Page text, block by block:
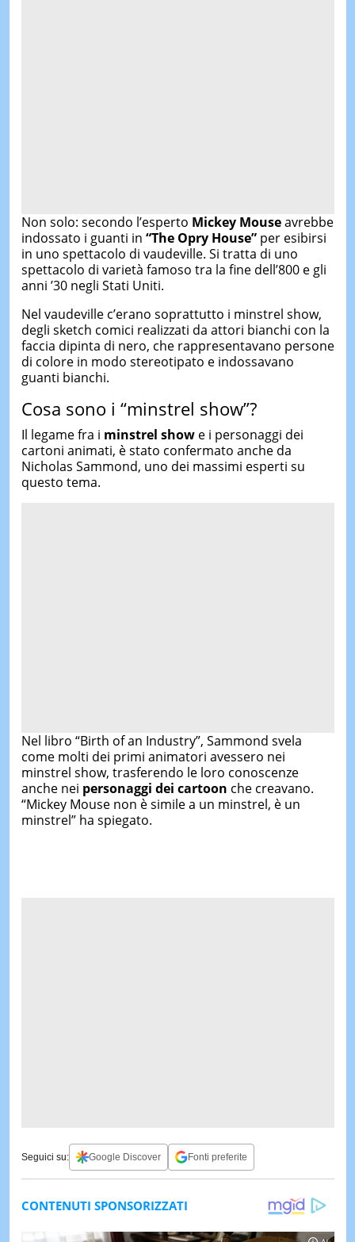
Non solo: secondo l’esperto Mickey Mouseavrebbe
indossato i guanti in “The Opry House”per esibirsi
in uno spettacolo di vaudeville. Si tratta di uno
spettacolo di varietà famoso tra la fine dell’800 e gli
anni ’30 negli Stati Uniti.
Nel vaudeville c’erano soprattutto i minstrel show,
degli sketch comici realizzati da attori bianchi con la
faccia dipinta di nero, che rappresentavano persone
di colore in modo stereotipato e indossavano
guanti bianchi.
Cosa sono i “minstrel show”?
Il legame fra i minstrel showe i personaggi dei
cartoni animati, è stato confermato anche da
Nicholas Sammond, uno dei massimi esperti su
questo tema.
Nel libro “Birth of an Industry”, Sammond svela
come molti dei primi animatori avessero nei
minstrel show, trasferendo le loro conoscenze
anche nei personaggi dei cartoon che creavano.
“Mickey Mouse non è simile a un minstrel, è un
minstrel” ha spiegato.
Seguici su: Google Discover Fonti preferite